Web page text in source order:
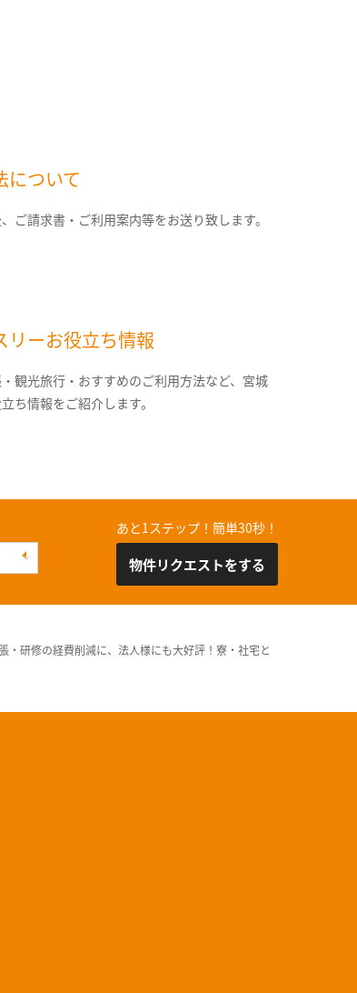
について
ご請求書・ご利用案内等をお送り致します。
リーお役立ち情報
観光旅行・おすすめのご利用方法など、宮城
ち情報をご紹介します。
あと1ステップ！簡単30秒！
物件リクエストをする
研修の経費削減に、法人様にも大好評！寮・社宅と